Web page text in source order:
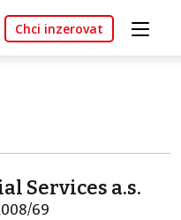
Chci inzerovat
Services a.s.
69